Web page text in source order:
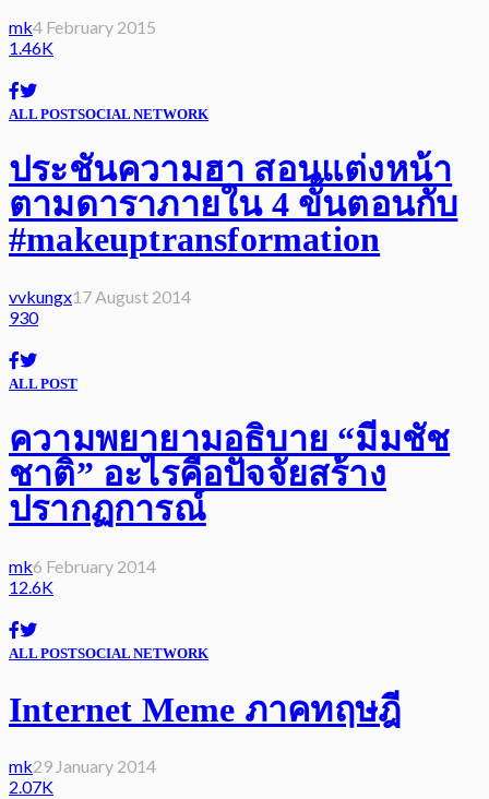
mk4 February 2015
1.46K
ALL POSTSOCIAL NETWORK
ประชันความฮา สอนแต่งหน้า
ตามดาราภายใน 4 ขั้นตอนกับ
#makeuptransformation
vvkungx17 August 2014
930
ALL POST
ความพยายามอธิบาย “มีมชัช
ชาติ” อะไรคือปัจจัยสร้าง
ปรากฏการณ์
mk6 February 2014
12.6K
ALL POSTSOCIAL NETWORK
Internet Meme ภาคทฤษฎี
mk29 January 2014
2.07K